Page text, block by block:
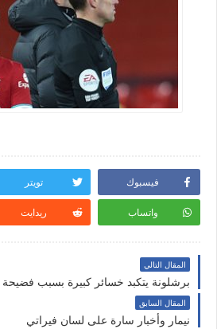
فيسبوك تويتر
واتساب ريدايت
المقال التالي
برشلونة يتكبد خسائر كبيرة بسبب
المقال السابق
نيمار وأخبار سارة على لسان فيراتي